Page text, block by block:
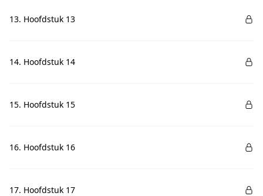
13. Hoofdstuk 13
14. Hoofdstuk 14
15. Hoofdstuk 15
16. Hoofdstuk 16
17. Hoofdstuk 17